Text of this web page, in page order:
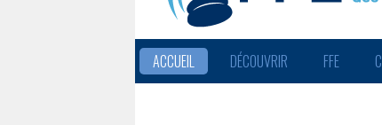
ACCUEIL DÉCOUVRIR FFE